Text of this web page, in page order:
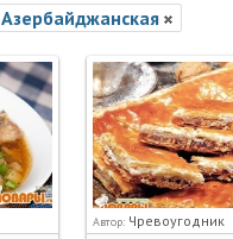
Азербайджанская
Автор: Чревоугодник